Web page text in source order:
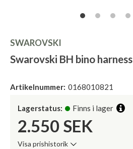
SWAROVSKI
Swarovski BH bino harness
Artikelnummer: 0168010821
Lagerstatus: Finns i lager
2.550 SEK
Visa prishistorik